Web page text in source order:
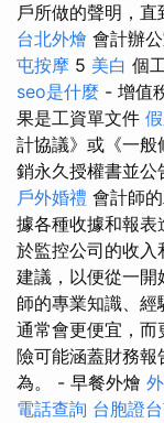
戶所做的聲明，直
台北外燴 會計辦
屯按摩 5 美白 個
seo是什麼 - 增值
果是工資單文件
計協議》或《一
銷永久授權書並公
戶外婚禮 會計師
據各種收據和報
於監控公司的收
建議，以便從一
師的專業知識、
通常會更便宜，
險可能涵蓋財務
為。 - 早餐外燴
電話查詢 台胞證